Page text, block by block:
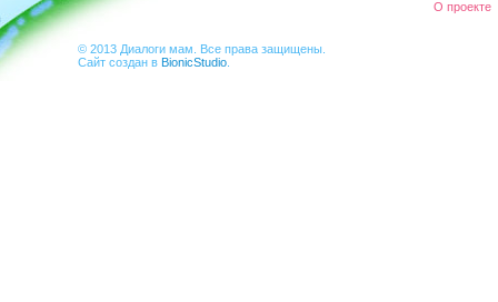
О проекте
© 2013 Диалоги мам. Все права защищены.
Сайт создан в BionicStudio